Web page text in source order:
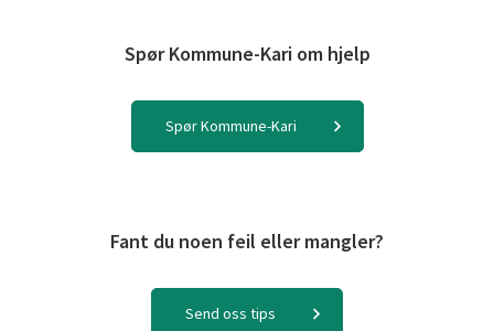
Spør Kommune-Kari om hjelp
Spør Kommune-Kari
Fant du noen feil eller mangler?
Send oss tips